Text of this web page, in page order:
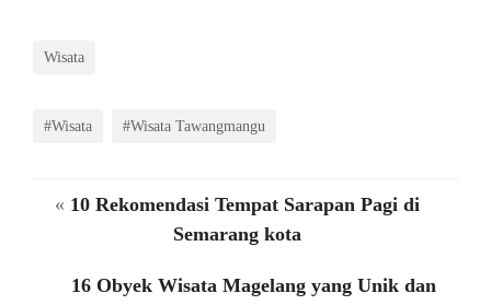
Wisata
#Wisata #Wisata Tawangmangu
« 10 Rekomendasi Tempat Sarapan Pagi di
Semarang kota
16 Obyek Wisata Magelang yang Unik dan